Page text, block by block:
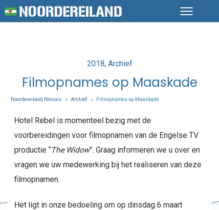
Posted
2018 Archief
Filmopnames op Maaskade
Noordereiland Nieuws > Archief > Filmopnames op Maaskade
Hotel Rebel is momenteel bezig met de
voorbereidingen voor filmopnamen van de Engelse TV
productie “The Widow”. Graag informeren we u over en
vragen we uw medewerking bij het realiseren van deze
filmopnamen.
Het ligt in onze bedoeling om op dinsdag 6 maart